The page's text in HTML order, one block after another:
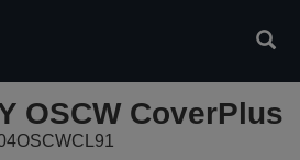
OSCW CoverPlus